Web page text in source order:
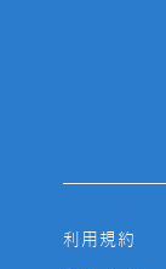
利用規約